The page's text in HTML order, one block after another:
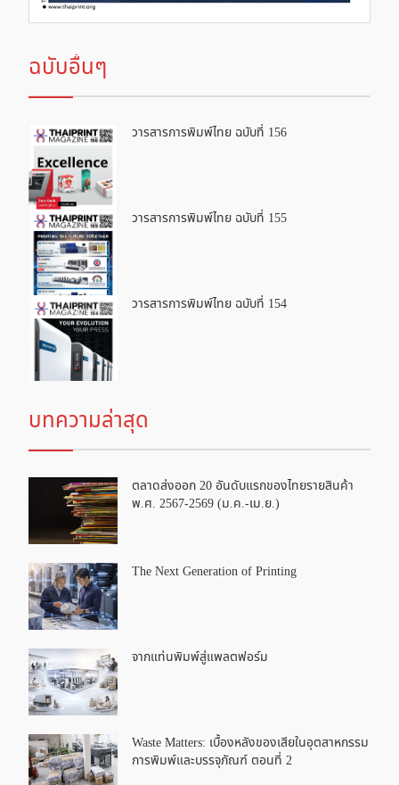
ฉบับอื่นๆ
วารสารการพิมพ์ไทย ฉบับที่ 156
วารสารการพิมพ์ไทย ฉบับที่ 155
วารสารการพิมพ์ไทย ฉบับที่ 154
บทความล่าสุด
ตลาดส่งออก 20 อันดับแรกของไทยรายสินค้า
พ.ศ. 2567-2569 (ม.ค.-เม.ย.)
The Next Generation of Printing
จากแท่นพิมพ์สู่แพลตฟอร์ม
Waste Matters: เบื้องหลังของเสียในอุตสาหกรรม
การพิมพ์และบรรจุภัณฑ์ ตอนที่ 2